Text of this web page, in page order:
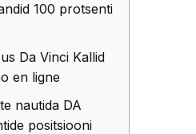
100 protsenti
Da Vinci Kallid
en ligne
nautida DA
positsiooni